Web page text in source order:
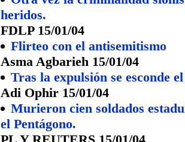
heridos.
FDLP 15/01/04
Flirteo con el antisemitismo
Asma Agbarieh 15/01/04
Tras la expulsión se esconde
Adi Ophir 15/01/04
Murieron cien soldados
el Pentágono.